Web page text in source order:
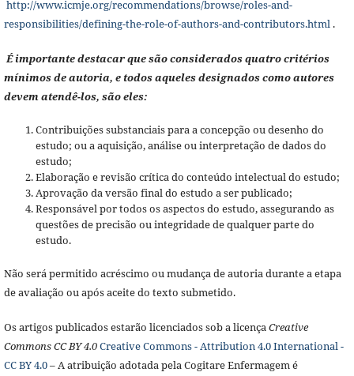
http://www.icmje.org/recommendations/browse/roles-and-
responsibilities/defining-the-role-of-authors-and-contributors.html.
É importante destacar que são considerados quatro critérios
mínimos de autoria, e todos aqueles designados como autores
devem atendê-los, são eles:
Contribuições substanciais para a concepção ou desenho do
estudo; ou a aquisição, análise ou interpretação de dados do
estudo;
Elaboração e revisão crítica do conteúdo intelectual do estudo;
Aprovação da versão final do estudo a ser publicado;
Responsável por todos os aspectos do estudo, assegurando as
questões de precisão ou integridade de qualquer parte do
estudo.
Não será permitido acréscimo ou mudança de autoria durante a etapa
de avaliação ou após aceite do texto submetido.
Os artigos publicados estarão licenciados sob a licençaCreative
Commons CC BY 4.0Creative Commons - Attribution 4.0 International -
CC BY 4.0– A atribuição adotada pela Cogitare Enfermagem é